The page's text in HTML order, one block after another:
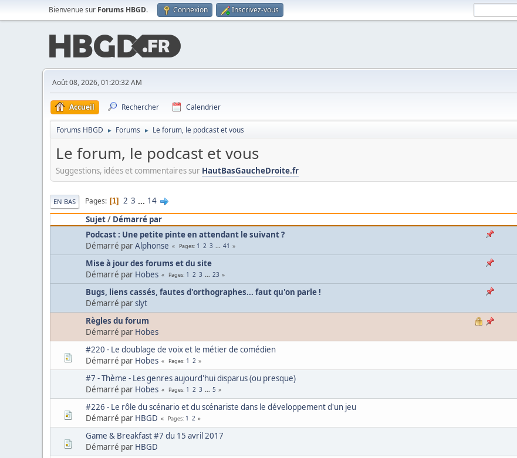
Bienvenue sur Forums HBGD. Connexion Inscrivez-vous
Août 08, 2026, 01:20:32 AM
Accueil Rechercher Calendrier
Forums HBGD ► Forums ► Le forum, le podcast et vous
Le forum, le podcast et vous
Suggestions, idées et commentaires sur HautBasGaucheDroite.fr
EN BAS Pages 1 2 3 ... 14
Sujet/ Démarré par
Podcast : Une petite pinte en attendant le suivant ?
Démarré parAlphonse Pages 1 2 3 ... 41
Mise à jour des forums et du site
Démarré par Hobes Pages 1 2 3 ... 23
Bugs, liens cassés, fautes d'orthographes... faut qu'on parle !
Démarré parslyt
Règles du forum
Démarré par Hobes
#220 - Le doublage de voix et le métier de comédien
Démarré par Hobes Pages 1 2
#7 - Thème - Les genres aujourd'hui disparus (ou presque)
Démarré par Hobes Pages 1 2 3 ... 5
#226 - Le rôle du scénario et du scénariste dans le développement d'un jeu
Démarré par HBGD Pages 1 2
Game & Breakfast #7 du 15 avril 2017
Démarré par HBGD